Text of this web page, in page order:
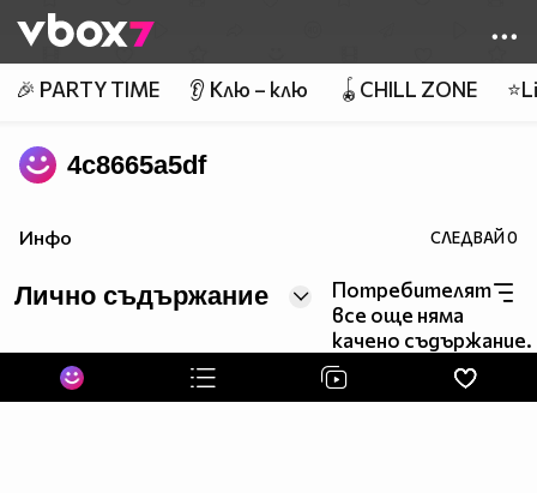
👾
🎉 PARTY TIME 👂 Клю – клю 🪀CHILL ZONE
4c8665a5df
Инфо СЛЕДВАЙ0
Лично съдържание
Потребителят
все още няма
качено съдържание.